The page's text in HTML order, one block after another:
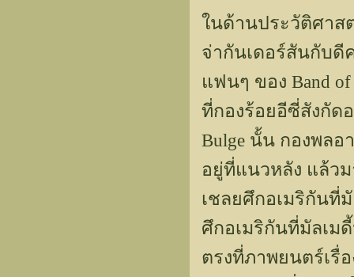
ในด้านประวัติศาส
จ่ากันเดอร์สันกับดี
แฟนๆ ของ Band
ที่กองร้อยอีซี่สังกัด
Bulge นั้น กองพลอ
อยู่ที่แนวหลัง แล้วม
เชลยศึกอเมริกันที่
ศึกอเมริกันที่มัลเม
ตรงที่ภาพยนตร์เรื่